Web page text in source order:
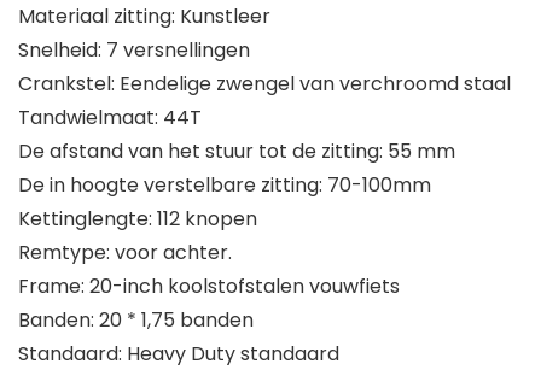
Materiaal zitting: Kunstleer
Snelheid: 7 versnellingen
Crankstel: Eendelige zwengel van verchroomd staal
Tandwielmaat: 44T
De afstand van het stuur tot de zitting: 55 mm
De in hoogte verstelbare zitting: 70-100mm
Kettinglengte: 112 knopen
Remtype: voor achter.
Frame: 20-inch koolstofstalen vouwfiets
Banden: 20 * 1,75 banden
Standaard: Heavy Duty standaard